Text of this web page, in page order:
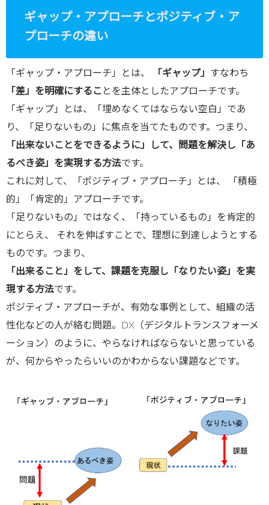
ギャップ・アプローチとポジティブ・ア
プローチの違い
「ギャップ・アプローチ」とは、 「ギャップ」 すなわち
「差」を明確にするこ とを主体としたアプローチです。
「ギャップ」とは、「埋めなくてはならない空白」であ
り、「足りないもの」に焦点を当てたものです。つまり、
「出来ないことをできるように」して、問題を解決し「あ
るべき姿」を実現する方法です。
これに対して、「ポジティブ・アプローチ」とは、 「積極
的」「肯定的」アプローチです。
「足りないもの」ではなく、「持っているもの」を肯定的
にとらえ、 それを伸ばすことで、理想に到達しようとする
ものです。つまり、
「出来ること」をして、課題を克服し「なりたい姿」を実
現する方法です。
ポジティブ・アプローチが、有効な事例として、組織の活
性化などの人が絡む問題。DX（デジタルトランスフォーメ
ーション）のように、やらなければならないと思っている
が、何からやったらいいのかわからない課題などです。